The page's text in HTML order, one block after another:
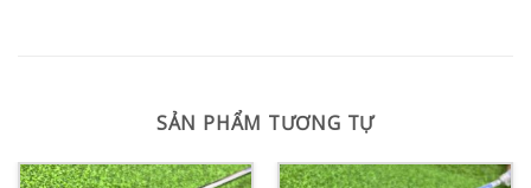
SẢN PHẨM TƯƠNG TỰ